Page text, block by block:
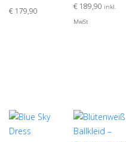
können
€ 179,90 € 189,90 inkl.
MwSt